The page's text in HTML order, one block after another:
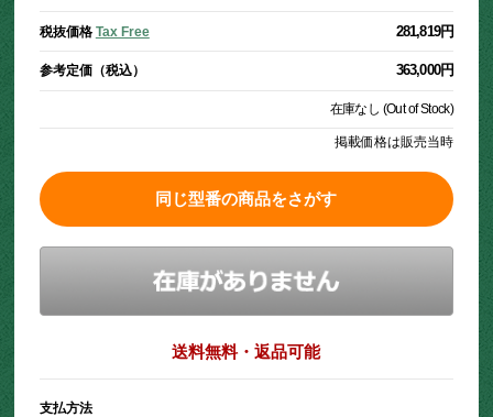
税抜価格 Tax Free 281,819円
参考定価（税込） 363,000円
在庫なし (Out of Stock)
掲載価格は販売当時
同じ型番の商品をさがす
送料無料・返品可能
支払方法